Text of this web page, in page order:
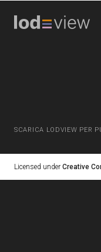
SCARICA LODVIEW PER
Licensed under Creative